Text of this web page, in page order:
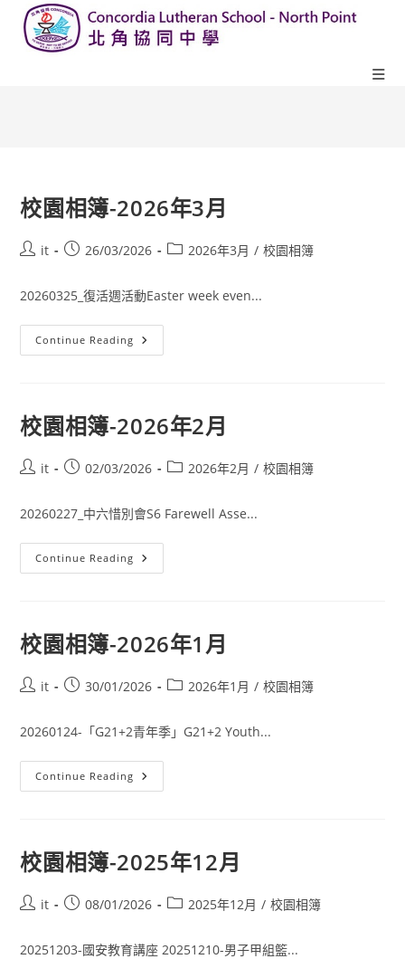
校園相簿-2026年3月
it 26/03/2026 2026年3月 / 校園相簿
20260325_復活週活動Easter week even...
Continue Reading
校園相簿-2026年2月
it 02/03/2026 2026年2月 / 校園相簿
20260227_中六惜別會S6 Farewell Asse...
Continue Reading
校園相簿-2026年1月
it 30/01/2026 2026年1月 / 校園相簿
20260124-「G21+2青年季」G21+2 Youth...
Continue Reading
校園相簿-2025年12月
it 08/01/2026 2025年12月 / 校園相簿
20251203-國安教育講座 20251210-男子甲組籃...